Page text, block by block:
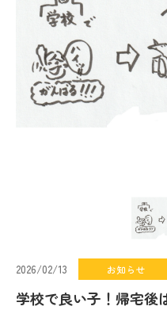
2026/02/13 お知らせ
学校で良い子！帰宅後